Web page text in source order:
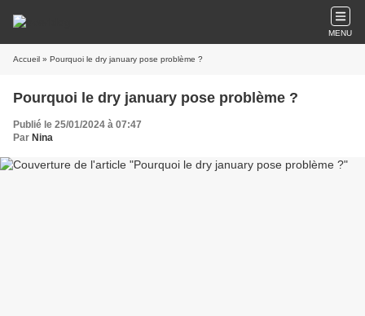
MENU
Accueil » Pourquoi le dry january pose problème ?
Pourquoi le dry january pose problème ?
Publié le 25/01/2024 à 07:47
Par Nina